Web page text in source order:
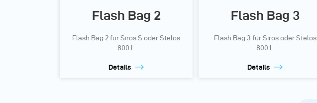
Flash Bag 2
Flash Bag 2 für Siros S oder Stelos
800 L
Details
Flash Bag 3
Flash Bag 3 für Siros oder Stelos
800 L
Details